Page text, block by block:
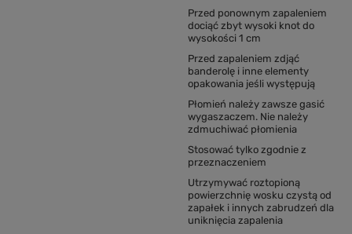
Przed ponownym zapaleniem
dociąć zbyt wysoki knot do
wysokości 1 cm
Przed zapaleniem zdjąć
banderolę i inne elementy
opakowania jeśli występują
Płomień należy zawsze gasić
wygaszaczem. Nie należy
zdmuchiwać płomienia
Stosować tylko zgodnie z
przeznaczeniem
Utrzymywać roztopioną
powierzchnię wosku czystą od
zapałek i innych zabrudzeń dla
uniknięcia zapalenia